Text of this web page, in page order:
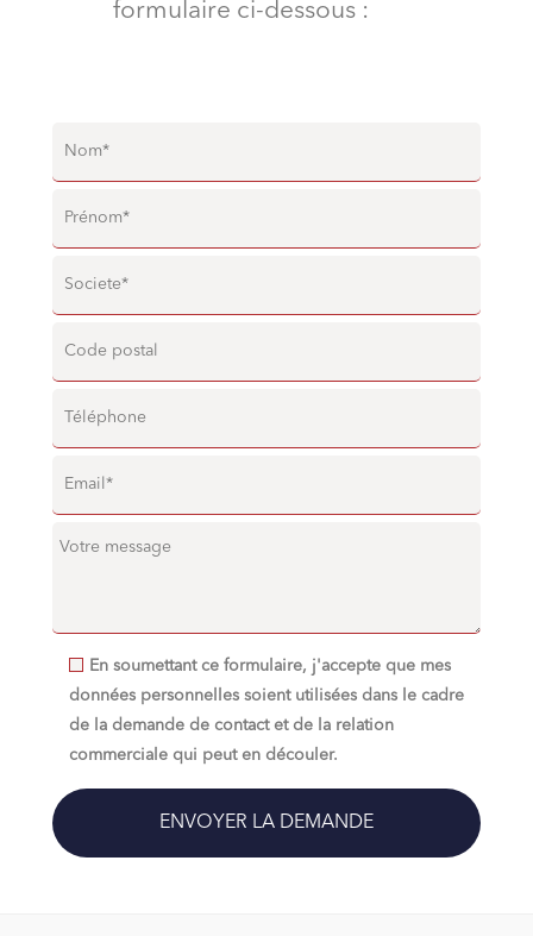
formulaire ci-dessous :
En soumettant ce formulaire, j'accepte que mes
données personnelles soient utilisées dans le cadre
de la demande de contact et de la relation
commerciale qui peut en découler.